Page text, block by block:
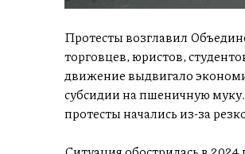
Протесты возглавил
торговцев, юристов,
движение выдвигало
субсидии на пшеничную
протесты начались из-за